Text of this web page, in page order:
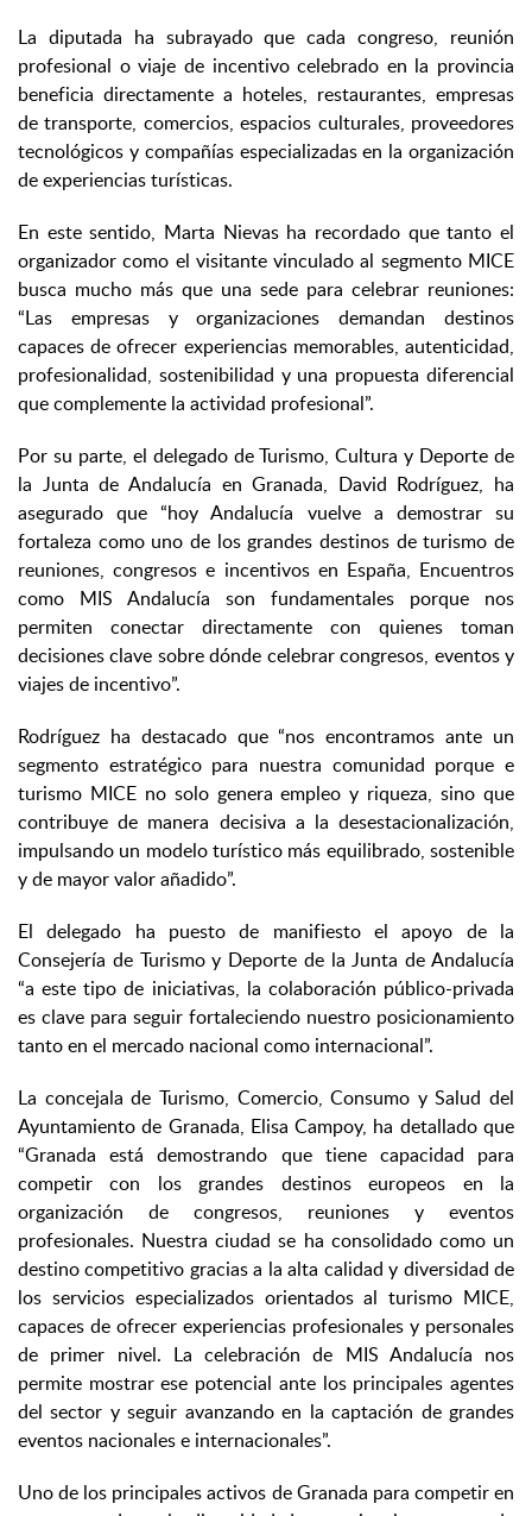
La diputada ha subrayado que cada congreso, reunión
profesional o viaje de incentivo celebrado en la provincia
beneficia directamente a hoteles, restaurantes, empresas
de transporte, comercios, espacios culturales, proveedores
tecnológicos y compañías especializadas en la organización
de experiencias turísticas.
En este sentido, Marta Nievas ha recordado que tanto el
organizador como el visitante vinculado al segmento MICE
busca mucho más que una sede para celebrar reuniones:
“Las empresas y organizaciones demandan destinos
capaces de ofrecer experiencias memorables, autenticidad,
profesionalidad, sostenibilidad y una propuesta diferencial
que complemente la actividad profesional”.
Por su parte, el delegado de Turismo, Cultura y Deporte de
la Junta de Andalucía en Granada, David Rodríguez, ha
asegurado que “hoy Andalucía vuelve a demostrar su
fortaleza como uno de los grandes destinos de turismo de
reuniones, congresos e incentivos en España, Encuentros
como MIS Andalucía son fundamentales porque nos
permiten conectar directamente con quienes toman
decisiones clave sobre dónde celebrar congresos, eventos y
viajes de incentivo”.
Rodríguez ha destacado que “nos encontramos ante un
segmento estratégico para nuestra comunidad porque e
turismo MICE no solo genera empleo y riqueza, sino que
contribuye de manera decisiva a la desestacionalización,
impulsando un modelo turístico más equilibrado, sostenible
y de mayor valor añadido”.
El delegado ha puesto de manifiesto el apoyo de la
Consejería de Turismo y Deporte de la Junta de Andalucía
“a este tipo de iniciativas, la colaboración público-privada
es clave para seguir fortaleciendo nuestro posicionamiento
tanto en el mercado nacional como internacional”.
La concejala de Turismo, Comercio, Consumo y Salud del
Ayuntamiento de Granada, Elisa Campoy, ha detallado que
“Granada está demostrando que tiene capacidad para
competir con los grandes destinos europeos en la
organización de congresos, reuniones y eventos
profesionales. Nuestra ciudad se ha consolidado como un
destino competitivo gracias a la alta calidad y diversidad de
los servicios especializados orientados al turismo MICE,
capaces de ofrecer experiencias profesionales y personales
de primer nivel. La celebración de MIS Andalucía nos
permite mostrar ese potencial ante los principales agentes
del sector y seguir avanzando en la captación de grandes
eventos nacionales e internacionales”.
Uno de los principales activos de Granada para competir en